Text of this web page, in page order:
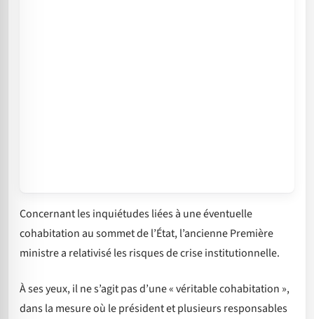
Concernant les inquiétudes liées à une éventuelle
cohabitation au sommet de l’État, l’ancienne Première
ministre a relativisé les risques de crise institutionnelle.
À ses yeux, il ne s’agit pas d’une « véritable cohabitation »,
dans la mesure où le président et plusieurs responsables